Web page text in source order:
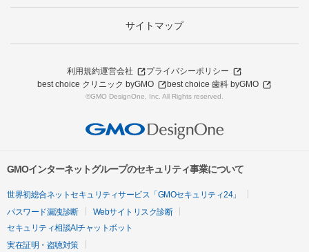
サイトマップ
利用規約運営会社
プライバシーポリシー
best choice クリニック byGMO
best choice 歯科 byGMO
©GMO DesignOne, Inc. All Rights reserved.
GMOインターネットグループのセキュリティ事業について
世界初総合ネットセキュリティサービス「GMOセキュリティ24」
パスワード漏洩診断
Webサイトリスク診断
セキュリティ相談AIチャットボット
実在証明・盗聴対策